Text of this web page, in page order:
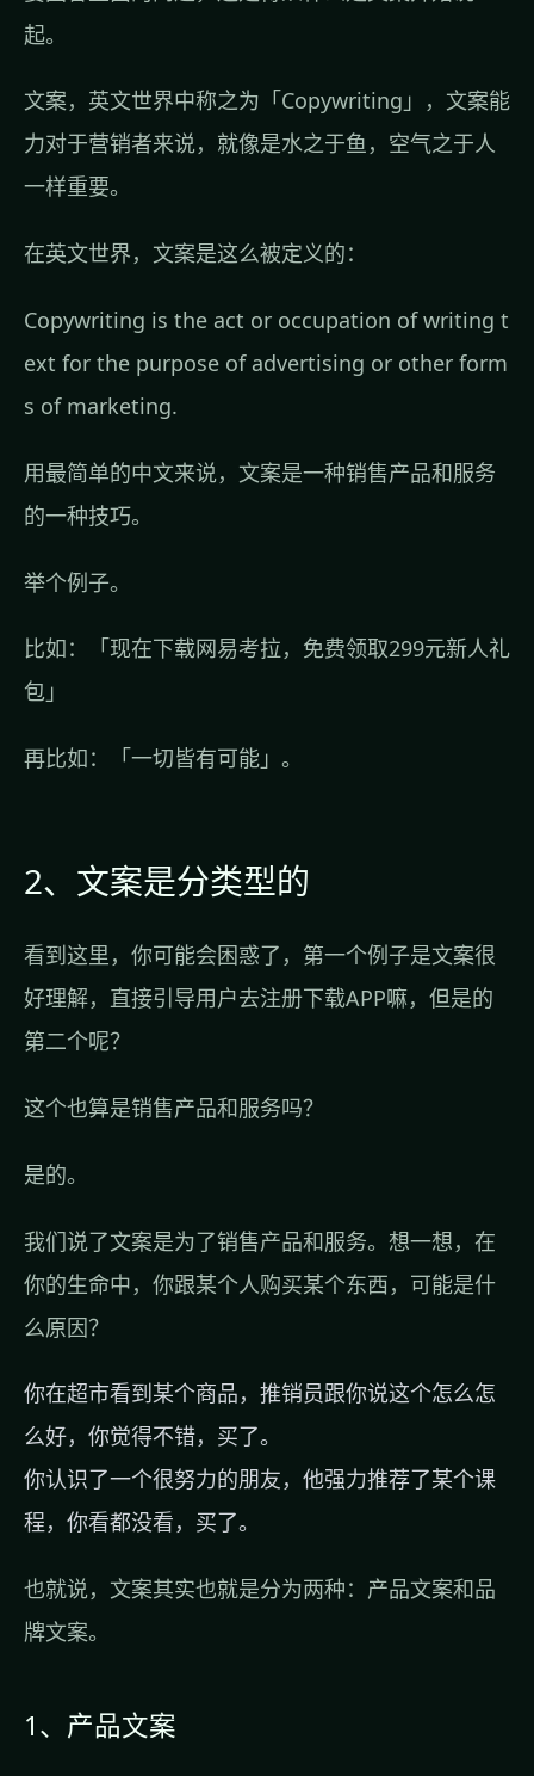
起。
文案，英文世界中称之为「Copywriting」，文案能
力对于营销者来说，就像是水之于鱼，空气之于人
一样重要。
在英文世界，文案是这么被定义的：
Copywriting is the act or occupation of writing t
ext for the purpose of advertising or other form
s of marketing.
用最简单的中文来说，文案是一种销售产品和服务
的一种技巧。
举个例子。
比如：「现在下载网易考拉，免费领取299元新人礼
包」
再比如：「一切皆有可能」。
2、文案是分类型的
看到这里，你可能会困惑了，第一个例子是文案很
好理解，直接引导用户去注册下载APP嘛，但是的
第二个呢？
这个也算是销售产品和服务吗？
是的。
我们说了文案是为了销售产品和服务。想一想，在
你的生命中，你跟某个人购买某个东西，可能是什
么原因？
你在超市看到某个商品，推销员跟你说这个怎么怎
么好，你觉得不错，买了。
你认识了一个很努力的朋友，他强力推荐了某个课
程，你看都没看，买了。
也就说，文案其实也就是分为两种：产品文案和品
牌文案。
1、产品文案